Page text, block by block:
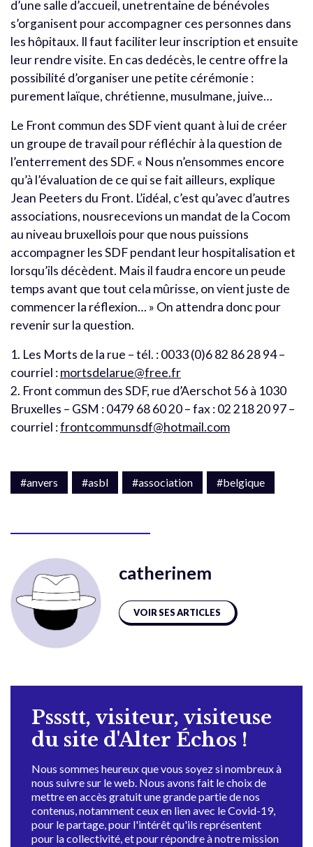
d’une salle d’accueil, unetrentaine de bénévoles
s’organisent pour accompagner ces personnes dans
les hôpitaux. Il faut faciliter leur inscription et ensuite
leur rendre visite. En cas dedécès, le centre offre la
possibilité d’organiser une petite cérémonie :
purement laïque, chrétienne, musulmane, juive…
Le Front commun des SDF vient quant à lui de créer
un groupe de travail pour réfléchir à la question de
l’enterrement des SDF. « Nous n’ensommes encore
qu’à l’évaluation de ce qui se fait ailleurs, explique
Jean Peeters du Front. L’idéal, c’est qu’avec d’autres
associations, nousrecevions un mandat de la Cocom
au niveau bruxellois pour que nous puissions
accompagner les SDF pendant leur hospitalisation et
lorsqu’ils décèdent. Mais il faudra encore un peude
temps avant que tout cela mûrisse, on vient juste de
commencer la réflexion… » On attendra donc pour
revenir sur la question.
1. Les Morts de la rue – tél. : 0033 (0)6 82 86 28 94 –
courriel :mortsdelarue@free.fr
2. Front commun des SDF, rue d’Aerschot 56 à 1030
Bruxelles – GSM : 0479 68 60 20 – fax : 02 218 20 97 –
courriel :frontcommunsdf@hotmail.com
#anvers #asbl #association #belgique
catherinem
VOIR SES ARTICLES
Pssstt, visiteur, visiteuse
du site d'Alter Échos !
Nous sommes heureux que vous soyez si nombreux à
nous suivre sur le web. Nous avons fait le choix de
mettre en accès gratuit une grande partie de nos
contenus, notamment ceux en lien avec le Covid-19,
pour le partage, pour l'intérêt qu'ils représentent
pour la collectivité, et pour répondre à notre mission